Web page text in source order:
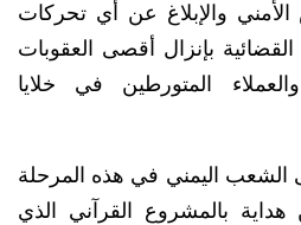
والإبلاغ عن أي تحركات
بإنزال أقصى العقوبات
المتورطين في خلايا
الشعب اليمني في هذه المرحلة
بالمشروع القرآني الذي